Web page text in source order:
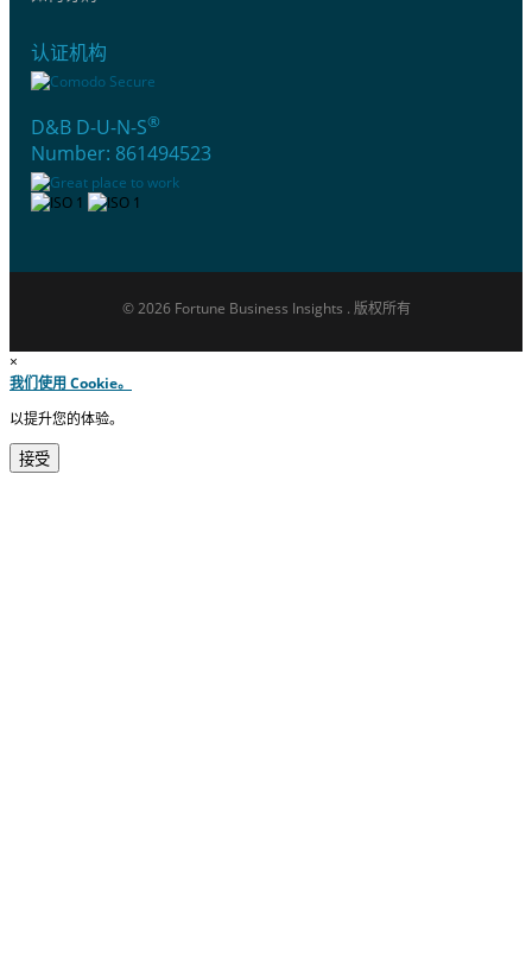
认证机构
D&B D-U-N-S®
Number: 861494523
© 2026 Fortune Business Insights . 版权所有
×
我们使用 Cookie。
以提升您的体验。
接受